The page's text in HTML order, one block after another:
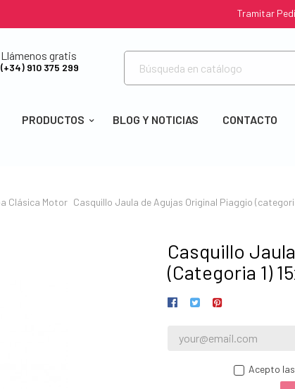
Tramitar
Llámenos gratis
(+34) 910 375 299
PRODUCTOS BLOG Y NOTICIAS CONTACTO
Clásica Motor Casquillo Jaula de Agujas Original Piaggio
Casquillo
(categoria 1)
Acepto